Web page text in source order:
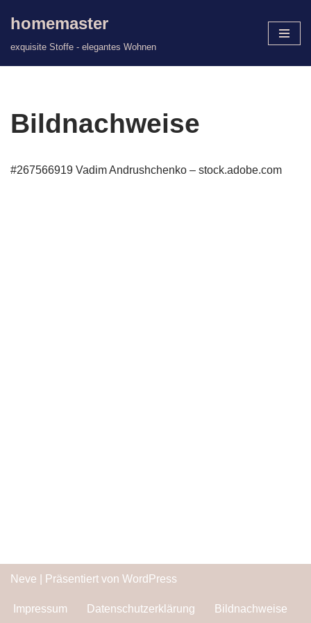
homemaster
exquisite Stoffe - elegantes Wohnen
Bildnachweise
#267566919 Vadim Andrushchenko – stock.adobe.com
Neve | Präsentiert von WordPress
Impressum Datenschutzerklärung Bildnachweise